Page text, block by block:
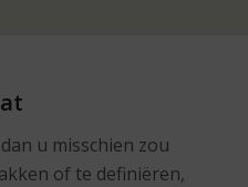
u misschien zou
of te definiëren,